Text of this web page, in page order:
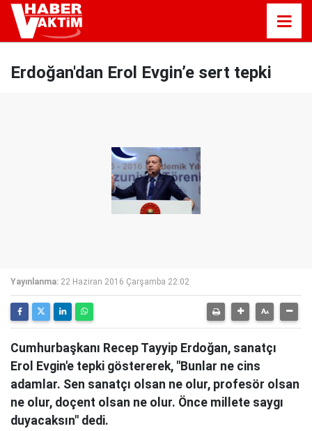
Erdoğan'dan Erol Evgin’e sert tepki
Yayınlanma: 22 Haziran 2016 Çarşamba 22:02
Cumhurbaşkanı Recep Tayyip Erdoğan, sanatçı
Erol Evgin'e tepki göstererek, "Bunlar ne cins
adamlar. Sen sanatçı olsan ne olur, profesör olsan
ne olur, doçent olsan ne olur. Önce millete saygı
duyacaksın" dedi.